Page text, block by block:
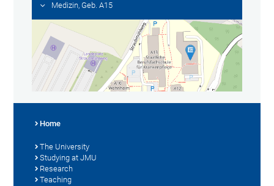
Medizin, Geb. A15
Home
The University
Studying at JMU
Research
Teaching